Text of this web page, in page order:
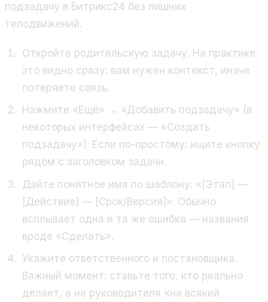
подзадачу в Битрикс24 без лишних
телодвижений.
Откройте родительскую задачу. На практике
это видно сразу: вам нужен контекст, иначе
потеряете связь.
Нажмите «Ещё» → «Добавить подзадачу» (в
некоторых интерфейсах — «Создать
подзадачу»). Если по-простому: ищите кнопку
рядом с заголовком задачи.
Дайте понятное имя по шаблону: «[Этап] —
[Действие] — [Срок/Версия]». Обычно
всплывает одна и та же ошибка — названия
вроде «Сделать».
Укажите ответственного и постановщика.
Важный момент: ставьте того, кто реально
делает, а не руководителя «на всякий